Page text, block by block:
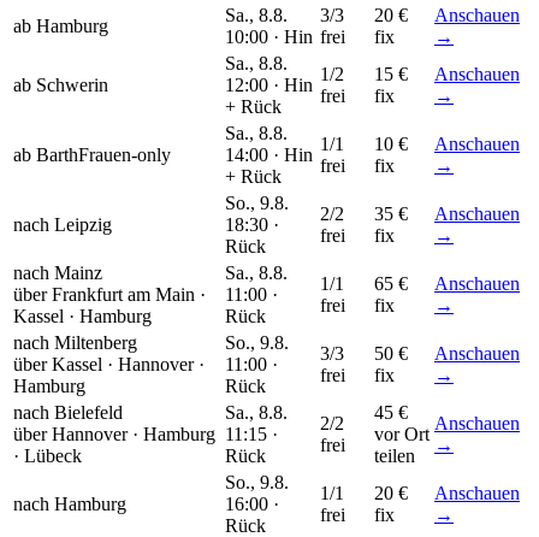
ab Hamburg
Sa., 8.8.
10:00 · Hin
3/3
frei
20 €
fix
Anschauen
→
ab Schwerin
Sa., 8.8.
12:00 · Hin
+ Rück
1/2
frei
15 €
fix
Anschauen
→
ab BarthFrauen-only
Sa., 8.8.
14:00 · Hin
+ Rück
1/1
frei
10 €
fix
Anschauen
→
nach Leipzig
So., 9.8.
18:30 ·
Rück
2/2
frei
35 €
fix
Anschauen
→
nach Mainz
überFrankfurt am Main ·
Kassel · Hamburg
Sa., 8.8.
11:00 ·
Rück
1/1
frei
65 €
fix
Anschauen
→
nach Miltenberg
überKassel · Hannover ·
Hamburg
So., 9.8.
11:00 ·
Rück
3/3
frei
50 €
fix
Anschauen
→
nach Bielefeld
überHannover · Hamburg
· Lübeck
Sa., 8.8.
11:15 ·
Rück
2/2
frei
45 €
vor Ort
teilen
Anschauen
→
nach Hamburg
So., 9.8.
16:00 ·
Rück
1/1
frei
20 €
fix
Anschauen
→